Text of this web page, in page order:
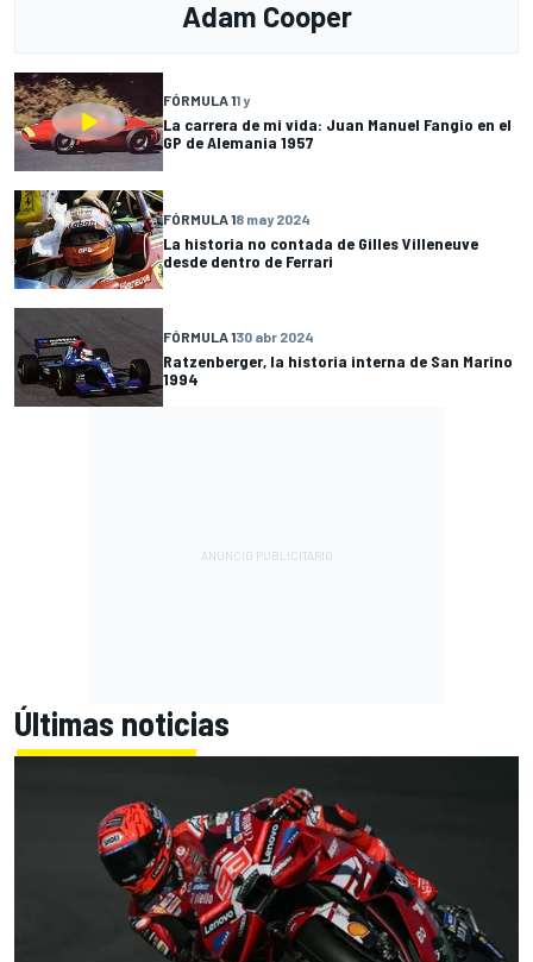
Adam Cooper
FÓRMULA 11 y
La carrera de mi vida: Juan Manuel Fangio en el
GP de Alemania 1957
FÓRMULA 18 may 2024
La historia no contada de Gilles Villeneuve
desde dentro de Ferrari
FÓRMULA 130 abr 2024
Ratzenberger, la historia interna de San Marino
1994
Últimas noticias